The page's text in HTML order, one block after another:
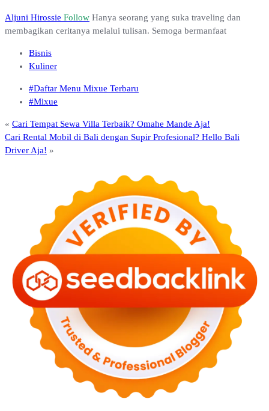
Aljuni Hirossie Follow Hanya seorang yang suka traveling dan
membagikan ceritanya melalui tulisan. Semoga bermanfaat
Bisnis
Kuliner
#Daftar Menu Mixue Terbaru
#Mixue
« Cari Tempat Sewa Villa Terbaik? Omahe Mande Aja!
Cari Rental Mobil di Bali dengan Supir Profesional? Hello Bali
Driver Aja! »